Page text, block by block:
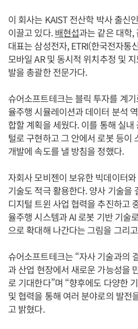
이 회사는 KAIST 전산학 박사 출신
이끌고 있다.배현섭과는 같은 대학,
대표는 삼성전자, ETRI(한국전자통
모바일 AR 및 동시적 위치추정 및
발을 총괄한 전문가다.
슈어소프트테크는 블릭 투자를 계
율주행 시뮬레이션과 데이터 분석
합할 계획을 세웠다. 이를 통해 실내
털로 구현하고 그 안에서 로봇 등이
개발에 속도를 낼 방침을 정했다.
자회사 모비젠이 보유한 빅데이터
기술도 적극 활용한다. 양사 기술을
디지털 트윈 사업 협력을 추진하고
율주행 시스템과 AI 로봇 기반 기술
으로 확대해 나간다는 그림을 그리
슈어소프트테크는 “자사 기술과의
과 산업 현장에서 새로운 가능성을
로 기대한다”며 “향후에도 다양한
및 협력을 통해 여러 분야로의 발전
고 밝혔다.